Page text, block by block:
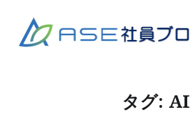
タグ: AI